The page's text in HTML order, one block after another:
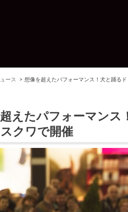
ース 想像を超えたパフォーマンス！犬と踊る
えたパフォーマンス
クワで開催